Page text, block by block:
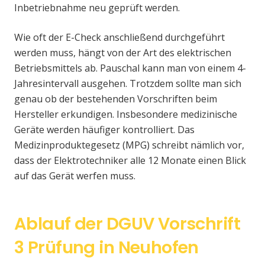
Inbetriebnahme neu geprüft werden.
Wie oft der E-Check anschließend durchgeführt
werden muss, hängt von der Art des elektrischen
Betriebsmittels ab. Pauschal kann man von einem 4-
Jahresintervall ausgehen. Trotzdem sollte man sich
genau ob der bestehenden Vorschriften beim
Hersteller erkundigen. Insbesondere medizinische
Geräte werden häufiger kontrolliert. Das
Medizinproduktegesetz (MPG) schreibt nämlich vor,
dass der Elektrotechniker alle 12 Monate einen Blick
auf das Gerät werfen muss.
Ablauf der DGUV Vorschrift
3 Prüfung in Neuhofen